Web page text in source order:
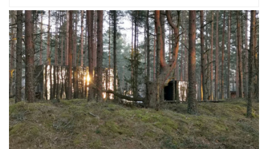
elamuste
edetabel